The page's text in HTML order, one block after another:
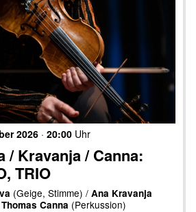
2026 · 20:00 Uhr
/ Kravanja / Canna:
TRIO
(Geige, Stimme) / Ana Kravanja
Thomas Canna (Perkussion)